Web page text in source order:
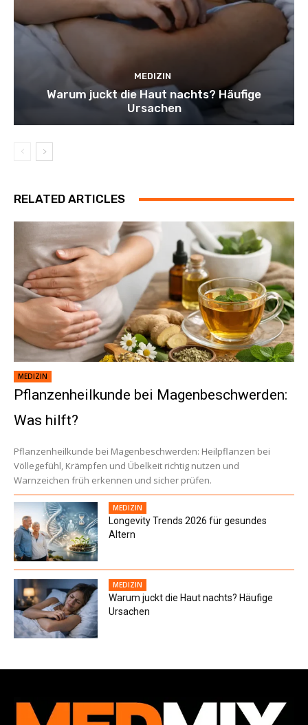
MEDIZIN
Warum juckt die Haut nachts? Häufige
Ursachen
RELATED ARTICLES
MEDIZIN
Pflanzenheilkunde bei Magenbeschwerden:
Was hilft?
Pflanzenheilkunde bei Magenbeschwerden: Heilpflanzen bei
Völlegefühl, Krämpfen und Übelkeit richtig nutzen und
Warnzeichen früh erkennen und sicher prüfen.
MEDIZIN
Longevity Trends 2026 für gesundes
Altern
MEDIZIN
Warum juckt die Haut nachts? Häufige
Ursachen